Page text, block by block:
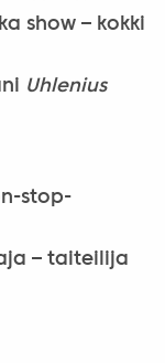
show – kokki
Uhlenius
stop-
– taiteilija